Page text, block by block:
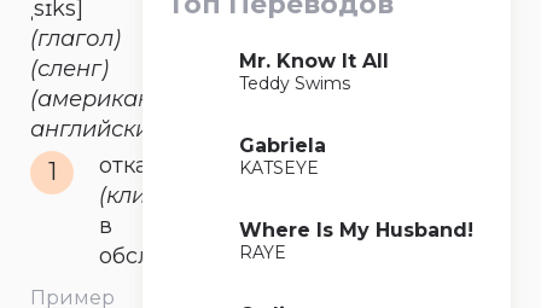
ˌsɪks]
(глагол)
(сленг)
(американский
английский)
1
отказать
(клиенту)
в
обслуживании
Пример
Mr. Know It All
Teddy Swims
Gabriela
KATSEYE
Where Is My Husband!
RAYE